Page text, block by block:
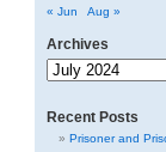
« Jun
Aug »
Archives
Archives
Recent Posts
Prisoner and